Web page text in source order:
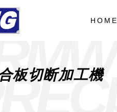
HOME
板切断加工機
MW
RECI